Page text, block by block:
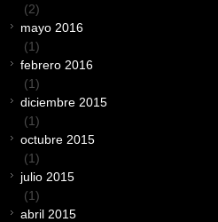
(2)
mayo 2016
(1)
febrero 2016
(1)
diciembre 2015
(1)
octubre 2015
(1)
julio 2015
(1)
abril 2015